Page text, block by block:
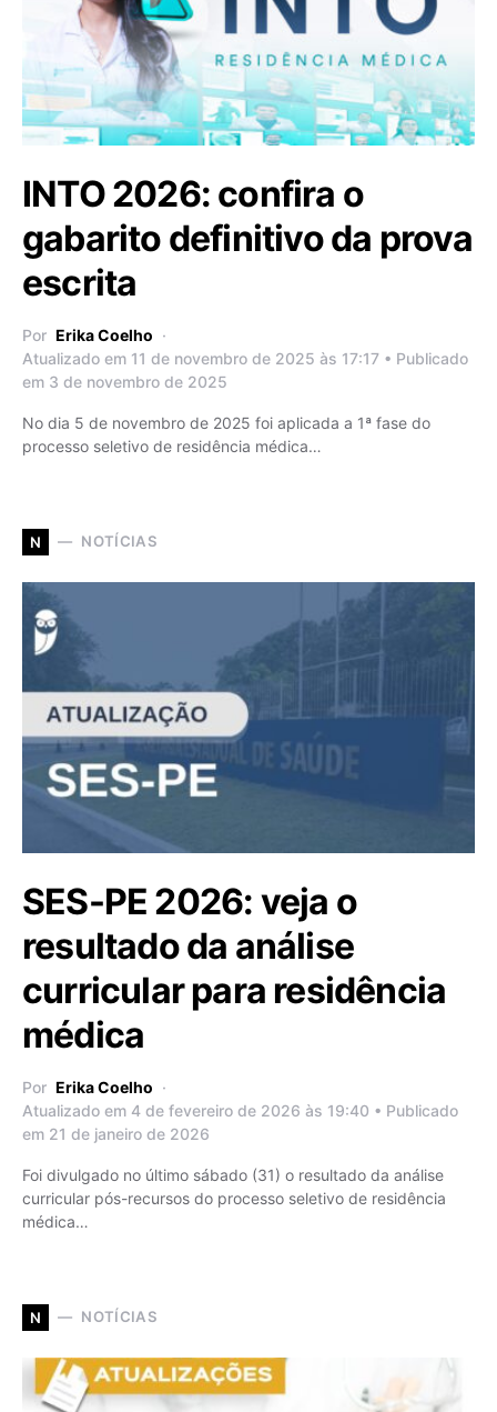
INTO 2026: confira o
gabarito definitivo da prova
escrita
Por Erika Coelho
Atualizado em 11 de novembro de 2025 às 17:17 • Publicado
em 3 de novembro de 2025
No dia 5 de novembro de 2025 foi aplicada a 1ª fase do
processo seletivo de residência médica…
N NOTÍCIAS
SES-PE 2026: veja o
resultado da análise
curricular para residência
médica
Por Erika Coelho
Atualizado em 4 de fevereiro de 2026 às 19:40 • Publicado
em 21 de janeiro de 2026
Foi divulgado no último sábado (31) o resultado da análise
curricular pós-recursos do processo seletivo de residência
médica…
N NOTÍCIAS